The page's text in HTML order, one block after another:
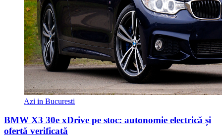
Azi in Bucuresti
BMW X3 30e xDrive pe stoc: autonomie electrică și
ofertă verificată